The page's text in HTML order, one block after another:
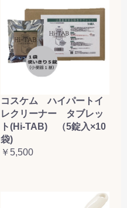
コスケム ハイパートイ
レクリーナー タブレッ
ト(Hi-TAB) （5錠入×10
袋)
￥5,500